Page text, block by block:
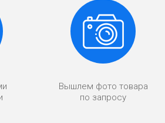
Вышлем фото товара
по запросу